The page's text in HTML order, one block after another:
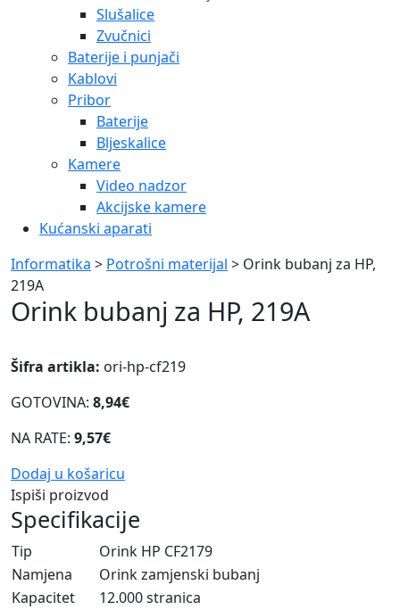
Slušalice
Zvučnici
Baterije i punjači
Kablovi
Pribor
Baterije
Bljeskalice
Kamere
Video nadzor
Akcijske kamere
Kućanski aparati
Informatika > Potrošni materijal > Orink bubanj za HP,
219A
Orink bubanj za HP, 219A
Šifra artikla: ori-hp-cf219
GOTOVINA: 8,94€
NA RATE: 9,57€
Dodaj u košaricu
Ispiši proizvod
Specifikacije
Tip
Orink HP CF2179
Namjena
Orink zamjenski bubanj
Kapacitet
12.000 stranica